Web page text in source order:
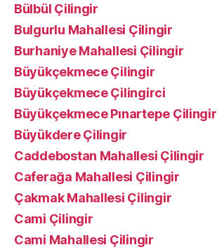
Bülbül Çilingir
Bulgurlu Mahallesi Çilingir
Burhaniye Mahallesi Çilingir
Büyükçekmece Çilingir
Büyükçekmece Çilingirci
Büyükçekmece Pınartepe Çilingir
Büyükdere Çilingir
Caddebostan Mahallesi Çilingir
Caferağa Mahallesi Çilingir
Çakmak Mahallesi Çilingir
Cami Çilingir
Cami Mahallesi Çilingir